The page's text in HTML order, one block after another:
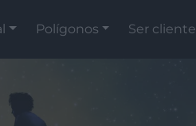
Polígonos Ser cliente